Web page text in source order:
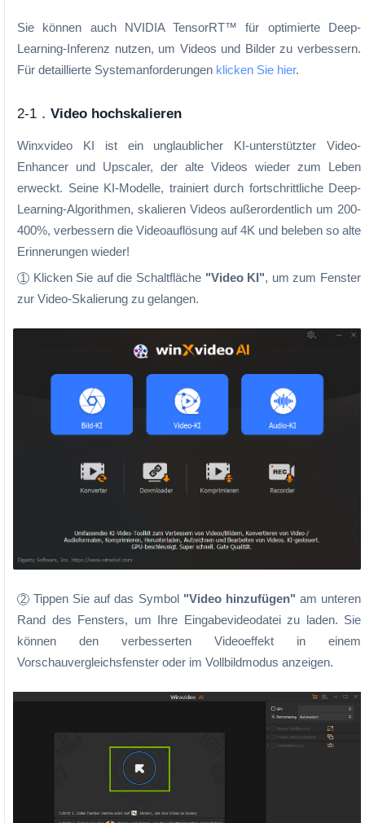
Sie können auch NVIDIA TensorRT™ für optimierte Deep-
Learning-Inferenz nutzen, um Videos und Bilder zu verbessern.
Für detaillierte Systemanforderungen klicken Sie hier.
2-1． Video hochskalieren
Winxvideo KI ist ein unglaublicher KI-unterstützter Video-
Enhancer und Upscaler, der alte Videos wieder zum Leben
erweckt. Seine KI-Modelle, trainiert durch fortschrittliche Deep-
Learning-Algorithmen, skalieren Videos außerordentlich um 200-
400%, verbessern die Videoauflösung auf 4K und beleben so alte
Erinnerungen wieder!
1 Klicken Sie auf die Schaltfläche "Video KI", um zum Fenster
zur Video-Skalierung zu gelangen.
2 Tippen Sie auf das Symbol "Video hinzufügen" am unteren
Rand des Fensters, um Ihre Eingabevideodatei zu laden. Sie
können den verbesserten Videoeffekt in einem
Vorschauvergleichsfenster oder im Vollbildmodus anzeigen.